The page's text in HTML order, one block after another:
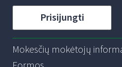
Prisijungti
Mokesčių mokėtojų